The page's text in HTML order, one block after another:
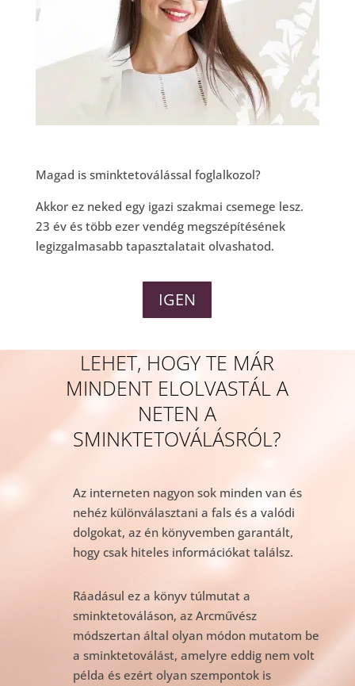
Magad is sminktetoválással foglalkozol?
Akkor ez neked egy igazi szakmai csemege lesz.
23 év és több ezer vendég megszépítésének
legizgalmasabb tapasztalatait olvashatod.
IGEN
LEHET, HOGY TE MÁR
MINDENT ELOLVASTÁL A
NETEN A
SMINKTETOVÁLÁSRÓL?
Az interneten nagyon sok minden van és
nehéz különválasztani a fals és a valódi
dolgokat, az én könyvemben garantált,
hogy csak hiteles információkat találsz.
Ráadásul ez a könyv túlmutat a
sminktetováláson, az Arcművész
módszertan által olyan módon mutatom be
a sminktetoválást, amelyre eddig nem volt
példa és ezért olyan szempontok is